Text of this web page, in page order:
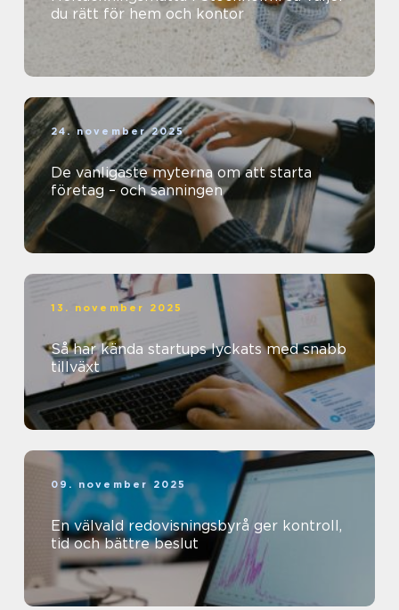
du rätt för hem och kontor
24. november 2025
De vanligaste myterna om att starta
företag – och sanningen
13. november 2025
Så har kända startups lyckats med snabb
tillväxt
09. november 2025
En välvald redovisningsbyrå ger kontroll,
tid och bättre beslut